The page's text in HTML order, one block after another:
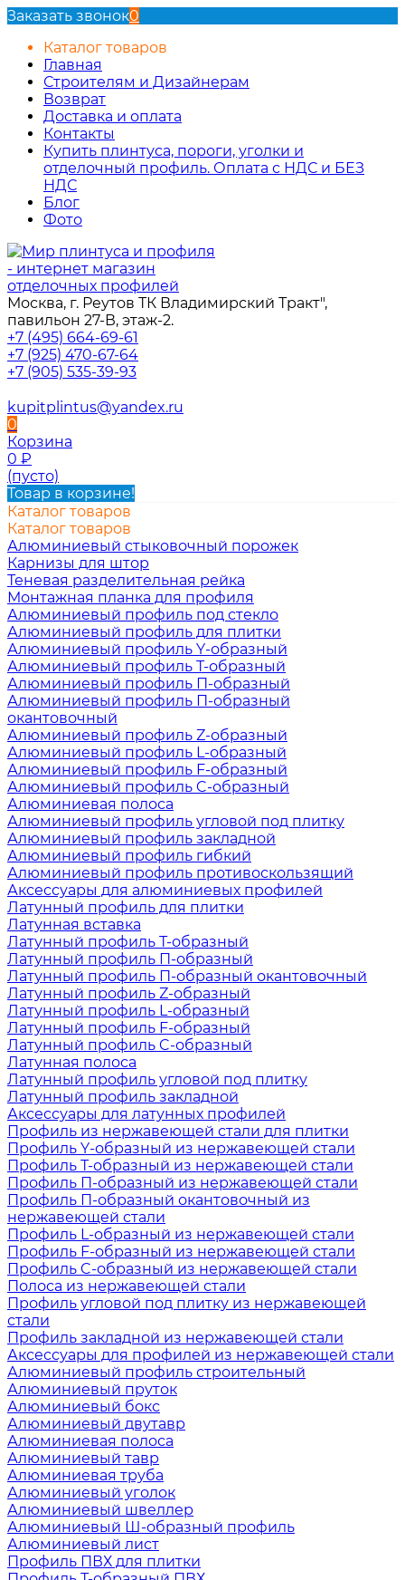
Заказать звонок0
Каталог товаров
Главная
Строителям и Дизайнерам
Возврат
Доставка и оплата
Контакты
Купить плинтуса, пороги, уголки и
отделочный профиль. Оплата с НДС и БЕЗ
НДС
Блог
Фото
Москва, г. Реутов ТК Владимирский Тракт",
павильон 27-В, этаж-2.
+7 (495) 664-69-61
+7 (925) 470-67-64
+7 (905) 535-39-93
kupitplintus@yandex.ru
0
Корзина
0 ₽
(пусто)
Товар в корзине!
Каталог товаров
Каталог товаров
Алюминиевый стыковочный порожек
Карнизы для штор
Теневая разделительная рейка
Монтажная планка для профиля
Алюминиевый профиль под стекло
Алюминиевый профиль для плитки
Алюминиевый профиль Y-образный
Алюминиевый профиль Т-образный
Алюминиевый профиль П-образный
Алюминиевый профиль П-образный
окантовочный
Алюминиевый профиль Z-образный
Алюминиевый профиль L-образный
Алюминиевый профиль F-образный
Алюминиевый профиль C-образный
Алюминиевая полоса
Алюминиевый профиль угловой под плитку
Алюминиевый профиль закладной
Алюминиевый профиль гибкий
Алюминиевый профиль противоскользящий
Аксессуары для алюминиевых профилей
Латунный профиль для плитки
Латунная вставка
Латунный профиль Т-образный
Латунный профиль П-образный
Латунный профиль П-образный окантовочный
Латунный профиль Z-образный
Латунный профиль L-образный
Латунный профиль F-образный
Латунный профиль C-образный
Латунная полоса
Латунный профиль угловой под плитку
Латунный профиль закладной
Аксессуары для латунных профилей
Профиль из нержавеющей стали для плитки
Профиль Y-образный из нержавеющей стали
Профиль Т-образный из нержавеющей стали
Профиль П-образный из нержавеющей стали
Профиль П-образный окантовочный из
нержавеющей стали
Профиль L-образный из нержавеющей стали
Профиль F-образный из нержавеющей стали
Профиль C-образный из нержавеющей стали
Полоса из нержавеющей стали
Профиль угловой под плитку из нержавеющей
стали
Профиль закладной из нержавеющей стали
Аксессуары для профилей из нержавеющей стали
Алюминиевый профиль строительный
Алюминиевый пруток
Алюминиевый бокс
Алюминиевый двутавр
Алюминиевая полоса
Алюминиевый тавр
Алюминиевая труба
Алюминиевый уголок
Алюминиевый швеллер
Алюминиевый Ш-образный профиль
Алюминиевый лист
Профиль ПВХ для плитки